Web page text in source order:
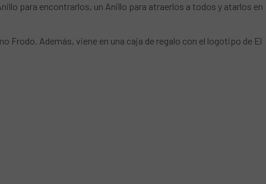
para encontrarlos, un Anillo para atraerlos a todos y atarlos en
Frodo. Además, viene en una caja de regalo con el logotipo de El